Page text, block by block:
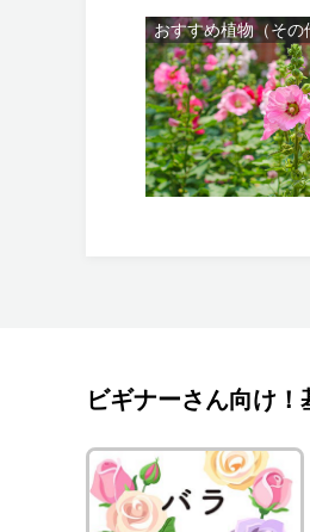
おすすめ植物（その
ビギナーさん向け